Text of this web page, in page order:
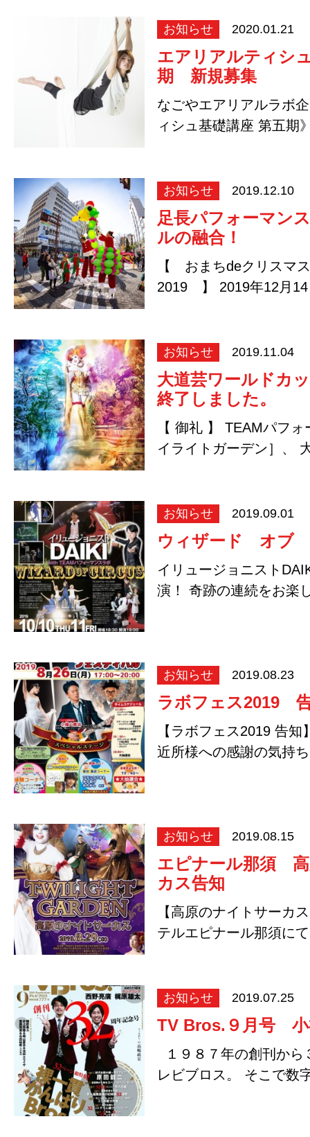
お知らせ 2020.01.21
エアリアルティシ
期 新規募集
なごやエアリアルラボ
ィシュ基礎講座 第五
お知らせ 2019.12.10
足長パフォーマン
ルの融合！
【 おまちdeクリスマ
2019 】 2019年12月14
お知らせ 2019.11.04
大道芸ワールドカ
終了しました。
【 御礼 】 TEAMパフ
イライトガーデン］、
お知らせ 2019.09.01
ウィザード オブ
イリュージョニスト
演！ 奇跡の連続をお
お知らせ 2019.08.23
ラボフェス2019
【ラボフェス2019 告
近所様への感謝の気持
お知らせ 2019.08.15
エピナール那須
カス告知
【高原のナイトサーカ
テルエピナール那須に
お知らせ 2019.07.25
TV Bros.９月号
１９８７年の創刊から
レビブロス。 そこで数